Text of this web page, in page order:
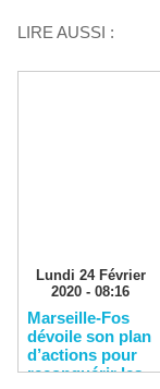
LIRE AUSSI :
Lundi 24 Février
2020 - 08:16
Marseille-Fos
dévoile son plan
d’actions pour
reconquérir les